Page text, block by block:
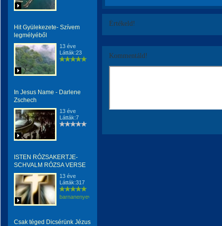
Hit Gyülekezete- Szívem
legmélyéből
13 éve
Látták:23
In Jesus Name - Darlene
Zschech
13 éve
Látták:7
ISTEN RÓZSAKERTJE-
SCHVALM RÓZSA VERSE
13 éve
Látták:317
barnanenyevrenkaerzsebeterzsebet
Csak téged Dicsérünk Jézus
Értékeld!
Kommentáld!